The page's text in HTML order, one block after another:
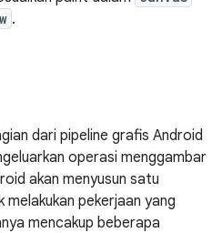
.
dari pipeline grafis Android
operasi menggambar
akan menyusun satu
pekerjaan yang
mencakup beberapa